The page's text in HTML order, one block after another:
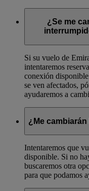
¿Se me
Si su vuelo de
intentaremos
conexión
se ven afectados,
ayudaremos a
¿Me
Intentaremos que
disponible. Si no
buscaremos otra
para que podamos